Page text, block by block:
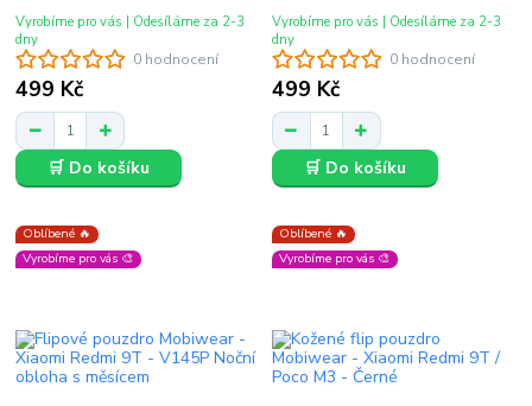
0 hodnocení
499 Kč
Vyrobíme pro vás | Odesíláme za 2-3
dny
🛒 Do košíku
0 hodnocení
499 Kč
Vyrobíme pro vás | Odesíláme za 2-3
dny
🛒 Do košíku
Oblíbené 🔥
Vyrobíme pro vás 🎨
Oblíbené 🔥
Vyrobíme pro vás 🎨